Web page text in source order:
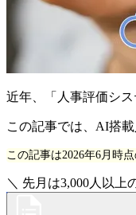
近年、「人事評価シ
この記事では、AI搭
この記事は2026年6月時
＼ 先月は3,000人以上